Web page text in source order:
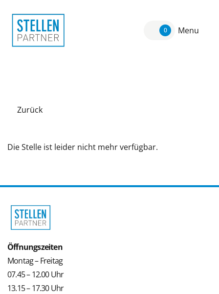
0 Menu
Zurück
Die Stelle ist leider nicht mehr verfügbar.
Öffnungszeiten
Montag – Freitag
07.45 – 12.00 Uhr
13.15 – 17.30 Uhr